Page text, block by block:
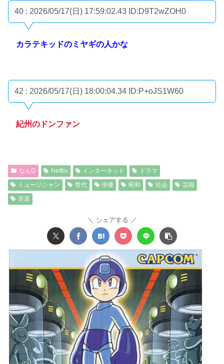
40 : 2026/05/17(日) 17:59:02.43 ID:D9T2wZOH0
カラテキッドのミヤギの人かな
42 : 2026/05/17(日) 18:00:04.34 ID:P+oJS1W60
紀州のドンファン
なんG Netflix インターネット
ドラマ
ミュージシャン
世代 俳優 昭和 社会
芸能
音楽
シェアする